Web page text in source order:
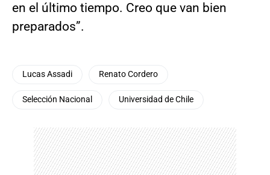
en el último tiempo. Creo que van bien
preparados”.
Lucas Assadi Renato Cordero
Selección Nacional Universidad de Chile